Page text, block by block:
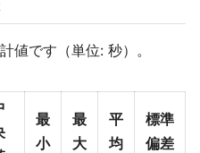
値です（単位: 秒）。
最
小
最
大
平
均
標準
偏差